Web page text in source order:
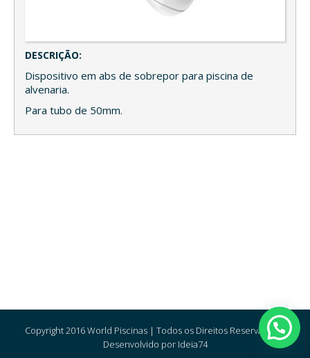
Copyright 2016 World Piscinas | Todos os Direitos Reservados |
Desenvolvido por Ideia74
DESCRIÇÃO:
Dispositivo em abs de sobrepor para piscina de
alvenaria.
Para tubo de 50mm.